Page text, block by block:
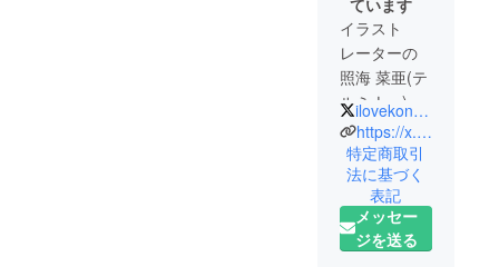
ています
イラスト
レーターの
照海 菜亜(テ
ルミナー)で
す。
着ぐるみオ
カメインコ
のなかのヒ
トです。
企業さま自
ilovekonokyoku2
https://x.com/ilovekonokyoku2
特定商取引
法に基づく
表記
メッセー
ジを送る